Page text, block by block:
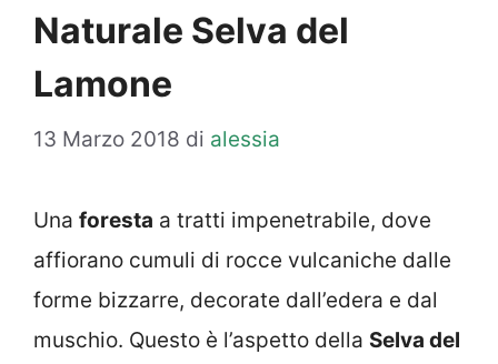
Naturale Selva del
Lamone
13 Marzo 2018 di alessia
Una foresta a tratti impenetrabile, dove
affiorano cumuli di rocce vulcaniche dalle
forme bizzarre, decorate dall’edera e dal
muschio. Questo è l’aspetto della Selva del